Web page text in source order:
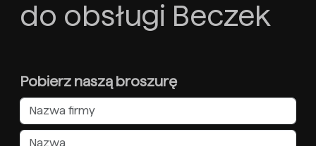
do obsługi Beczek
Pobierz naszą broszurę